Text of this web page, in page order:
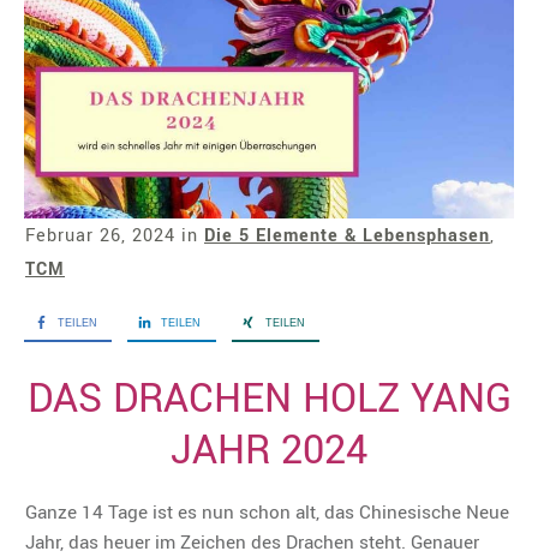
Februar 26, 2024 in Die 5 Elemente & Lebensphasen,
TCM
TEILEN TEILEN TEILEN
DAS DRACHEN HOLZ YANG
JAHR 2024
Ganze 14 Tage ist es nun schon alt, das Chinesische Neue
Jahr, das heuer im Zeichen des Drachen steht. Genauer